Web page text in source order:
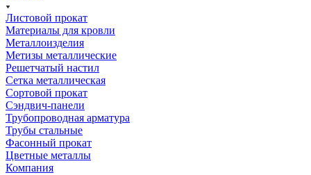
Листовой прокат
Материалы для кровли
Металлоизделия
Метизы металлические
Решетчатый настил
Сетка металлическая
Сортовой прокат
Сэндвич-панели
Трубопроводная арматура
Трубы стальные
Фасонный прокат
Цветные металлы
Компания